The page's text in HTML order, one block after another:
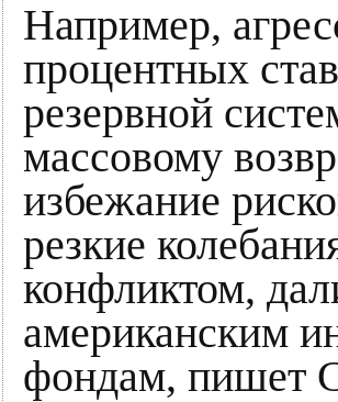
Например,
процентных
резервной
массовому
избежание
резкие
конфликтом,
американским
фондам, пишет